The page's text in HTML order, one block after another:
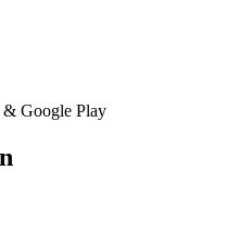
& Google Play